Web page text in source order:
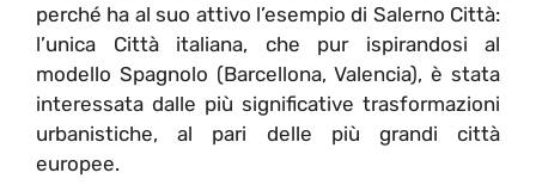
perché ha al suo attivo l’esempio di Salerno Città:
l’unica Città italiana, che pur ispirandosi al
modello Spagnolo (Barcellona, Valencia), è stata
interessata dalle più significative trasformazioni
urbanistiche, al pari delle più grandi città
europee.